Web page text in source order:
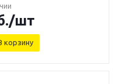
/шт
корзину